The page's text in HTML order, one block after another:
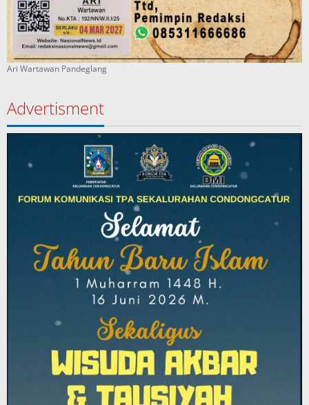
Ari Wartawan Pandeglang
Advertisment